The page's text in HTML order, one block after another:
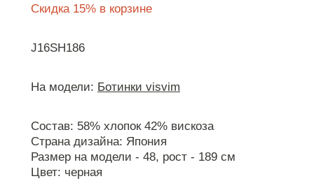
Скидка 15% в корзине
J16SH186
На модели: Ботинки visvim
Состав: 58% хлопок 42% вискоза
Страна дизайна: Япония
Размер на модели - 48, рост - 189 см
Цвет: черная